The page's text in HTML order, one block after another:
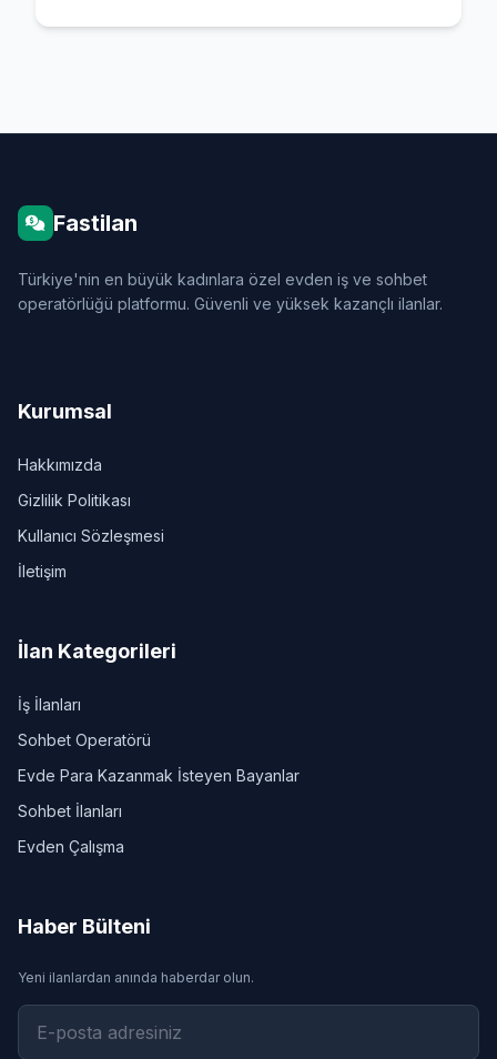
Fastilan
Türkiye'nin en büyük kadınlara özel evden iş ve sohbet
operatörlüğü platformu. Güvenli ve yüksek kazançlı ilanlar.
Kurumsal
Hakkımızda
Gizlilik Politikası
Kullanıcı Sözleşmesi
İletişim
İlan Kategorileri
İş İlanları
Sohbet Operatörü
Evde Para Kazanmak İsteyen Bayanlar
Sohbet İlanları
Evden Çalışma
Haber Bülteni
Yeni ilanlardan anında haberdar olun.